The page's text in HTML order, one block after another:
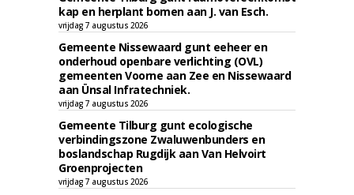
kap en herplant bomen aan J. van Esch.
vrijdag 7 augustus 2026
Gemeente Nissewaard gunt eeheer en
onderhoud openbare verlichting (OVL)
gemeenten Voorne aan Zee en Nissewaard
aan Ünsal Infratechniek.
vrijdag 7 augustus 2026
Gemeente Tilburg gunt ecologische
verbindingszone Zwaluwenbunders en
boslandschap Rugdijk aan Van Helvoirt
Groenprojecten
vrijdag 7 augustus 2026